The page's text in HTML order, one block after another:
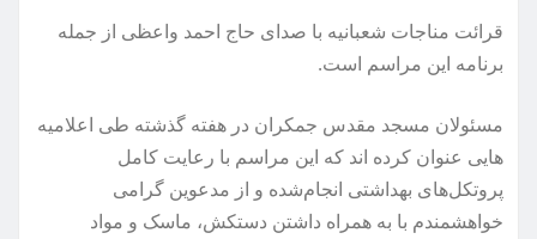
قرائت مناجات شعبانیه با صدای حاج احمد واعظی از جمله
برنامه این مراسم است.
مسئولان مسجد مقدس جمکران در هفته گذشته طی اعلامیه
هایی عنوان کرده اند که این مراسم با رعایت کامل
پروتکل‌های بهداشتی انجام‌شده و از مدعوین گرامی
خواهشمندم با به همراه داشتن دستکش، ماسک و مواد